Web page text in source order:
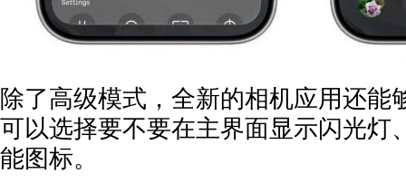
除了高级模式，全新的相机应用还能
可以选择要不要在主界面显示闪光灯
能图标。